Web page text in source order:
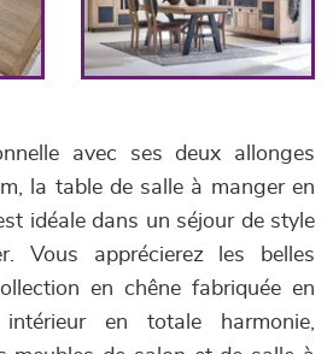
avec ses deux allonges
la table de salle à manger en
idéale dans un séjour de style
Vous apprécierez les belles
en chêne fabriquée en
en totale harmonie,